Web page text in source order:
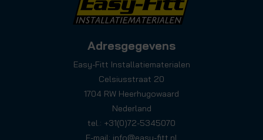
Adresgegevens
Easy-Fitt Installatiematerialen
Celsiusstraat 20
1704 RW Heerhugowaard
Nederland
tel.: +31(0)72-5345070
E-mail: info@easy-fitt.nl